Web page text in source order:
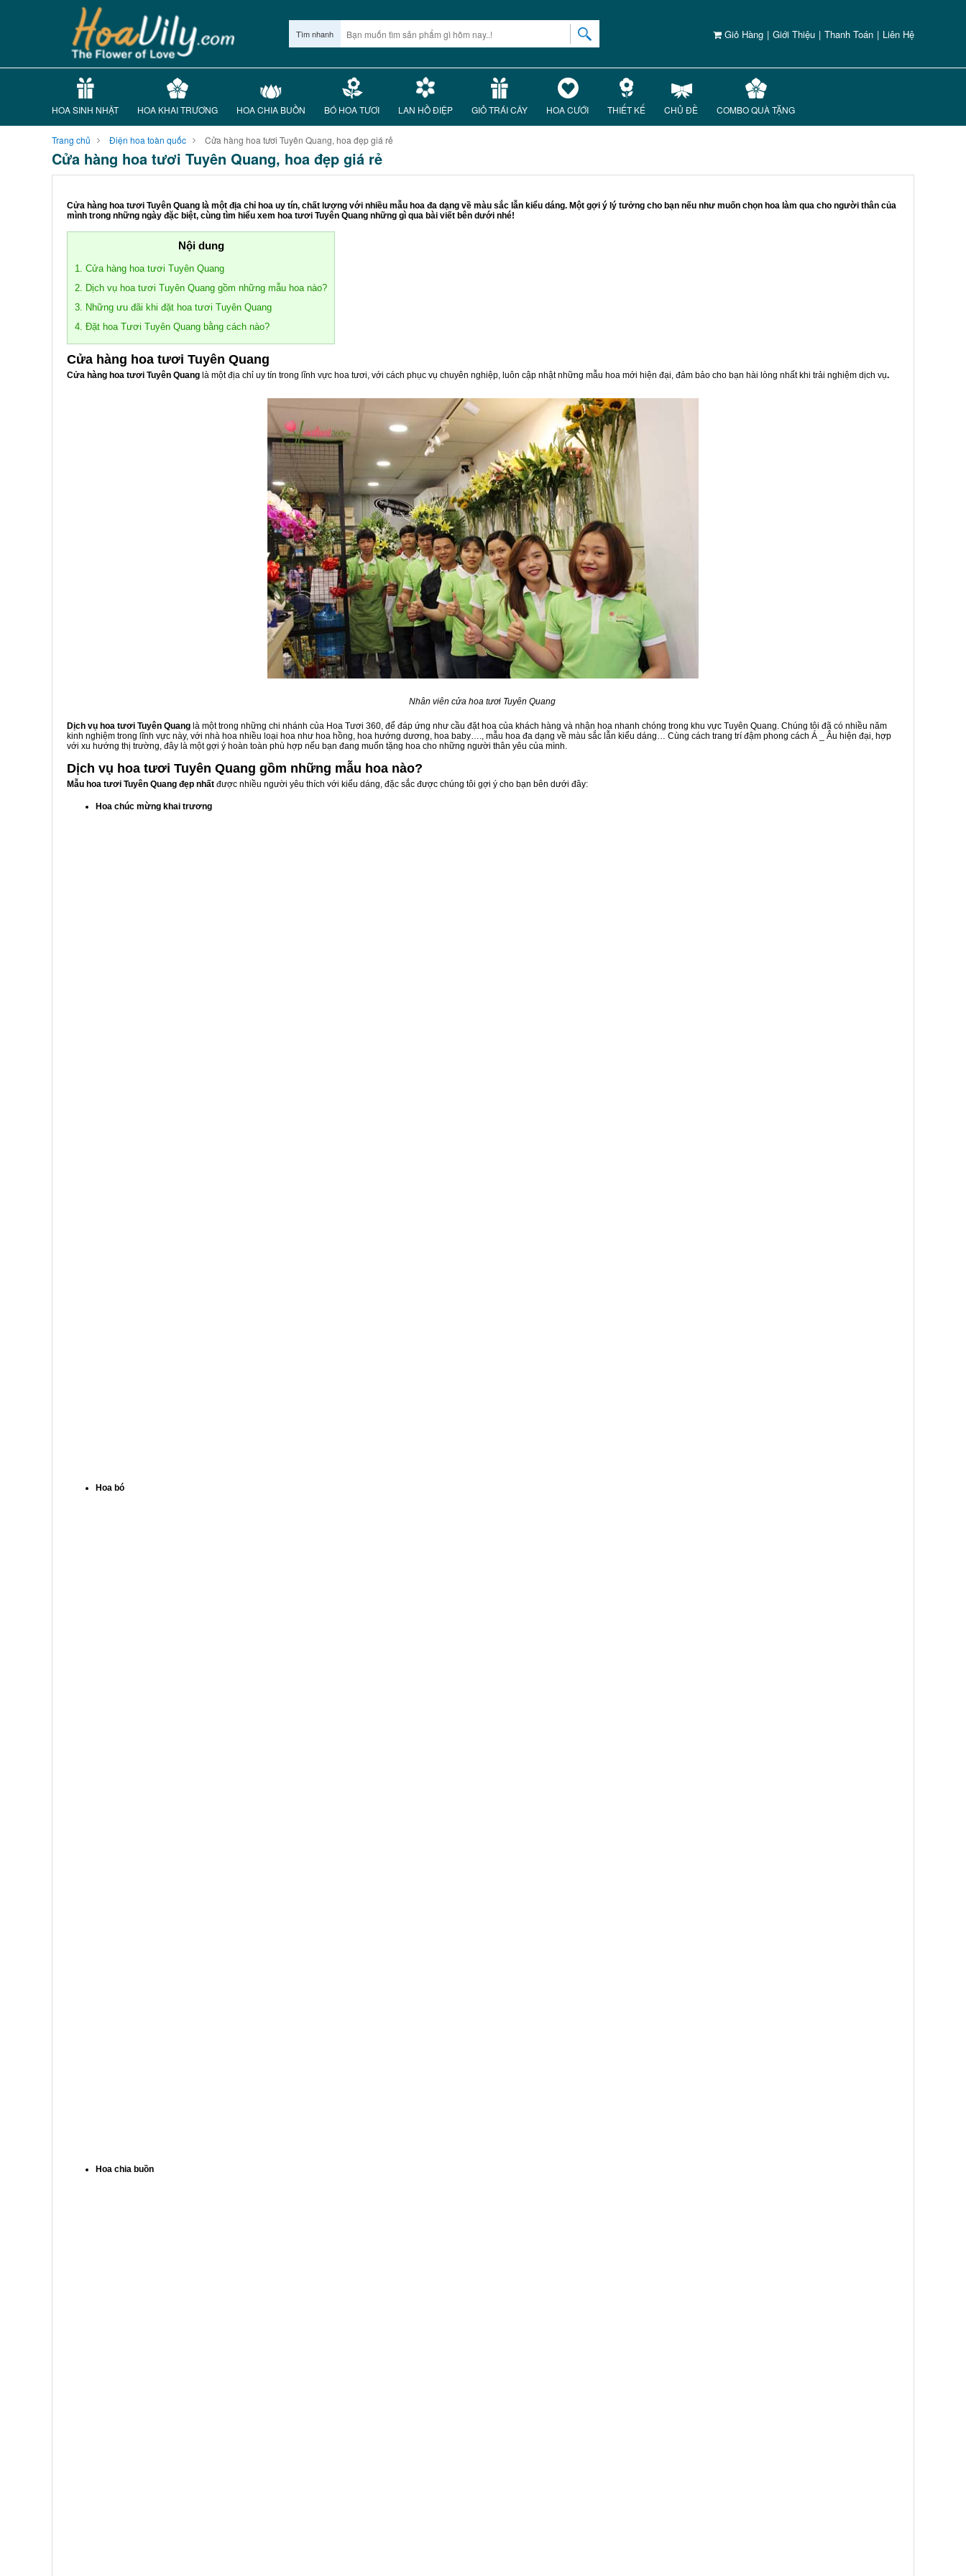
Giỏ Hàng | Giới Thiệu | Thanh Toán | Liên Hệ
Tìm nhanh
HOA SINH NHẬT HOA KHAI TRƯƠNG HOA CHIA BUỒN BÓ HOA TƯƠI LAN HỒ ĐIỆP GIỎ TRÁI CÂY HOA CƯỚI THIẾT KẾ CHỦ ĐỀ COMBO QUÀ TẶNG
Trang chủ Điện hoa toàn quốc Cửa hàng hoa tươi Tuyên Quang, hoa đẹp giá rẻ
Cửa hàng hoa tươi Tuyên Quang, hoa đẹp giá rẻ
Cửa hàng hoa tươi Tuyên Quang là một địa chỉ hoa uy tín, chất lượng với nhiều mẫu hoa đa dạng về màu sắc lẫn kiểu dáng. Một gợi ý lý tưởng cho bạn nếu như muốn chọn hoa làm qua cho người thân của
mình trong những ngày đặc biệt, cùng tìm hiểu xem hoa tươi Tuyên Quang những gì qua bài viết bên dưới nhé!
Nội dung
1. Cửa hàng hoa tươi Tuyên Quang
2. Dịch vụ hoa tươi Tuyên Quang gồm những mẫu hoa nào?
3. Những ưu đãi khi đặt hoa tươi Tuyên Quang
4. Đặt hoa Tươi Tuyên Quang bằng cách nào?
Cửa hàng hoa tươi Tuyên Quang
Cửa hàng hoa tươi Tuyên Quang là một địa chỉ uy tín trong lĩnh vực hoa tươi, với cách phục vụ chuyên nghiệp, luôn cập nhật những mẫu hoa mới hiện đại, đảm bảo cho bạn hài lòng nhất khi trải nghiệm dịch vụ.
Nhân viên cửa hoa tươi Tuyên Quang
Dịch vụ hoa tươi Tuyên Quang là một trong những chi nhánh của Hoa Tươi 360, để đáp ứng như cầu đặt hoa của khách hàng và nhận hoa nhanh chóng trong khu vực Tuyên Quang. Chúng tôi đã có nhiều năm
kinh nghiệm trong lĩnh vực này, với nhà hoa nhiều loại hoa như hoa hồng, hoa hướng dương, hoa baby…., mẫu hoa đa dạng về màu sắc lẫn kiểu dáng… Cùng cách trang trí đậm phong cách Á _ Âu hiện đại, hợp
với xu hướng thị trường, đây là một gợi ý hoàn toàn phù hợp nếu bạn đang muốn tặng hoa cho những người thân yêu của mình.
Dịch vụ hoa tươi Tuyên Quang gồm những mẫu hoa nào?
Mẫu hoa tươi Tuyên Quang đẹp nhất được nhiều người yêu thích với kiểu dáng, đặc sắc được chúng tôi gợi ý cho bạn bên dưới đây:
Hoa chúc mừng khai trương
Hoa bó
Hoa chia buồn